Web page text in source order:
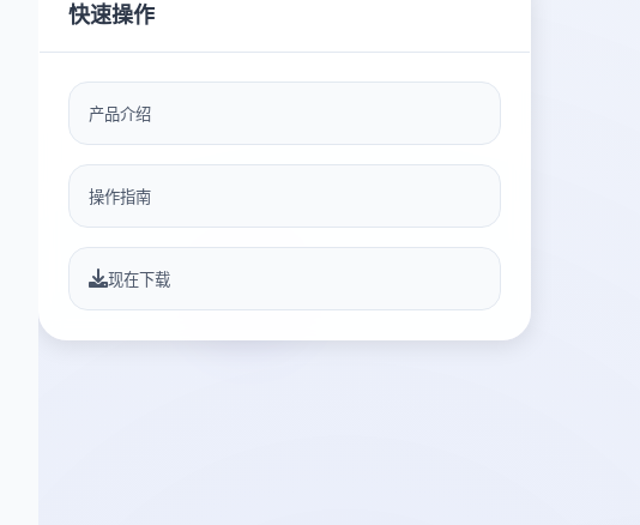
快速操作
产品介绍
操作指南
现在下载